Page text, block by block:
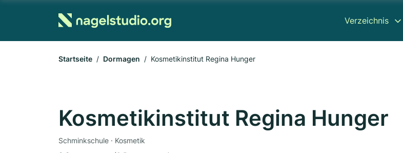
Verzeichnis
Startseite Dormagen Kosmetikinstitut Regina Hunger
Kosmetikinstitut Regina Hunger
Schminkschule · Kosmetik